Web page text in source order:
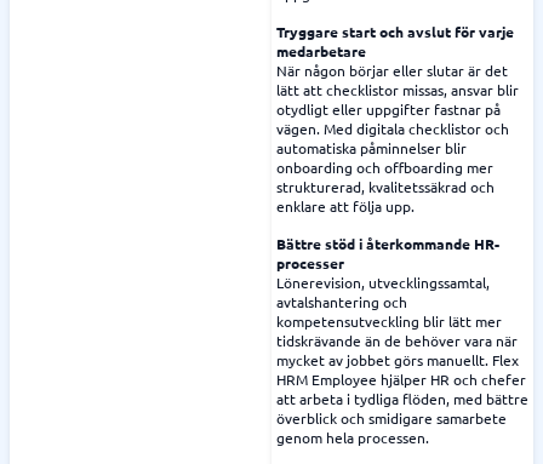
Tryggare start och avslut för varje
medarbetare
När någon börjar eller slutar är det
lätt att checklistor missas, ansvar blir
otydligt eller uppgifter fastnar på
vägen. Med digitala checklistor och
automatiska påminnelser blir
onboarding och offboarding mer
strukturerad, kvalitetssäkrad och
enklare att följa upp.
Bättre stöd i återkommande HR-
processer
Lönerevision, utvecklingssamtal,
avtalshantering och
kompetensutveckling blir lätt mer
tidskrävande än de behöver vara när
mycket av jobbet görs manuellt. Flex
HRM Employee hjälper HR och chefer
att arbeta i tydliga flöden, med bättre
överblick och smidigare samarbete
genom hela processen.